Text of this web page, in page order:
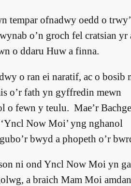
tempar ofnadwy oedd o
o’n groch fel cratsian yr
o ddaru Huw a finna.
o ran ei naratif, ac o bosib
o’r fath yn gyffredin mewn
fewn y teulu. Mae’r
Now Moi’ yng nghanol
bwyd a phopeth o’r
ni ond Yncl Now Moi yn
a braich Mam Moi